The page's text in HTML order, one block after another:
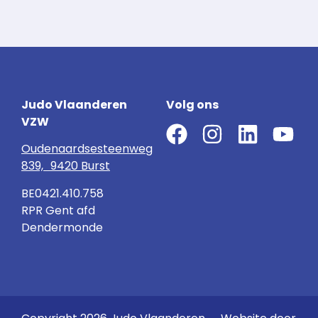
Judo Vlaanderen
VZW
Oudenaardsesteenweg
839, 9420 Burst
BE0421.410.758
RPR Gent afd
Dendermonde
Volg ons